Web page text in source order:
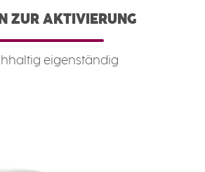
ZUR AKTIVIERUNG
eigenständig